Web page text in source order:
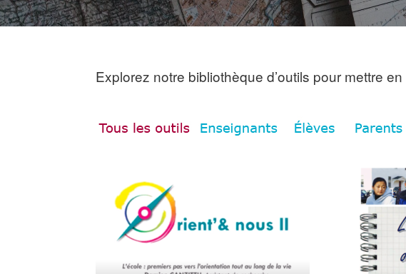
Explorez notre bibliothèque d’outils pour mettre